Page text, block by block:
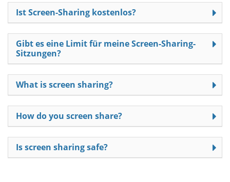
Ist Screen-Sharing kostenlos?
Gibt es eine Limit für meine Screen-Sharing-
Sitzungen?
What is screen sharing?
How do you screen share?
Is screen sharing safe?